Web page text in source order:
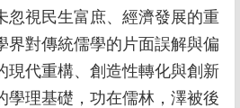
忽視民生富庶、經濟發展的重
界對傳統儒學的片面誤解與偏
現代重構、創造性轉化與創新
學理基礎，功在儒林，澤被後